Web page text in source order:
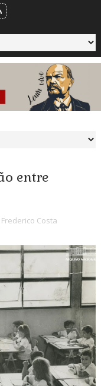
entre
Frederico Costa